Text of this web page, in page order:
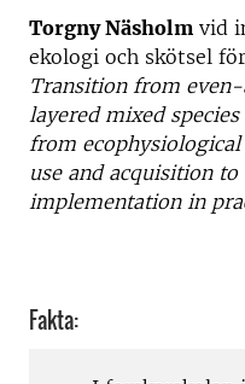
Torgny Näsholm vid
ekologi och skötsel
Transition from
layered mixed
from
use and acquisition to
implementation in
Fakta: